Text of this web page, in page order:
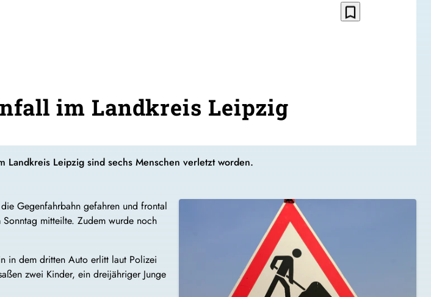
bookmark_border
im Landkreis Leipzig
Leipzig sind sechs Menschen verletzt worden.
Gegenfahrbahn gefahren und frontal
mitteilte. Zudem wurde noch
in dem dritten Auto erlitt laut Polizei
zwei Kinder, ein dreijähriger Junge